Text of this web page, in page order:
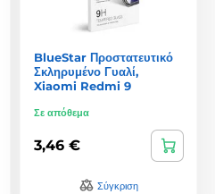
BlueStar Προστατευτικό
Σκληρυμένο Γυαλί,
Xiaomi Redmi 9
Σε απόθεμα
3,46 €
Σύγκριση